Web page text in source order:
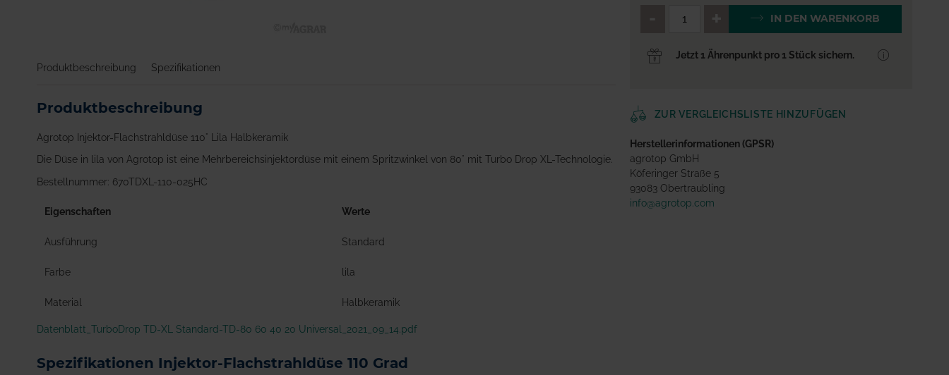
der
springen
Produktbeschreibung Spezifikationen
Produktbeschreibung
Agrotop Injektor-Flachstrahldüse 110° Lila Halbkeramik
Die Düse in lila von Agrotop ist eine Mehrbereichsinjektordüse mit einem Spritzwinkel von 80° mit Turbo Drop XL-Technologie.
Bestellnummer: 670TDXL-110-025HC
Eigenschaften Werte
Ausführung Standard
Farbe lila
Material Halbkeramik
Datenblatt_TurboDrop TD-XL Standard-TD-80 60 40 20 Universal_2021_09_14.pdf
Spezifikationen Injektor-Flachstrahldüse 110 Grad
QTY_CONTROL_DECREASE
IN DEN WARENKORB
Jetzt 1 Ährenpunkt pro 1 Stück sichern.
ZUR VERGLEICHSLISTE HINZUFÜGEN
Herstellerinformationen (GPSR)
agrotop GmbH
Köferinger Straße 5
93083 Obertraubling
info@agrotop.com